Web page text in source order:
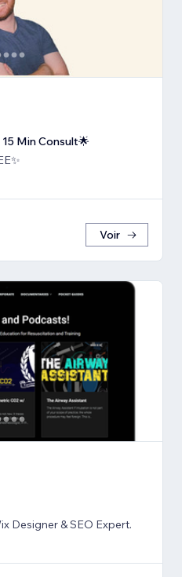
Min Consult🌟
Voir
Designer & SEO Expert.